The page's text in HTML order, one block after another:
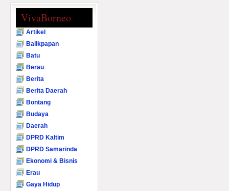
VivaBorneo
Artikel
Balikpapan
Batu
Berau
Berita
Berita Daerah
Bontang
Budaya
Daerah
DPRD Kaltim
DPRD Samarinda
Ekonomi & Bisnis
Erau
Gaya Hidup